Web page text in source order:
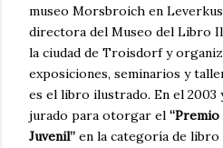
museo Morsbroich en
directora del Museo del Libro
la ciudad de Troisdorf y
exposiciones, seminarios y
es el libro ilustrado. En el 2003
jurado para otorgar el
Juvenil” en la categoría de